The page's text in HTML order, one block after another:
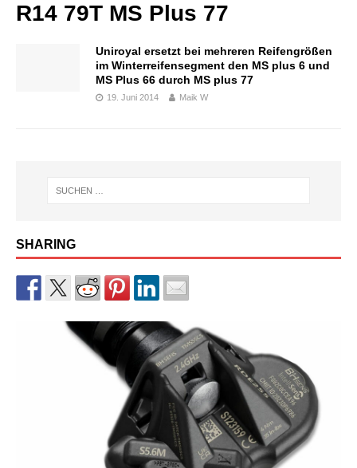
R14 79T MS Plus 77
Uniroyal ersetzt bei mehreren Reifengrößen
im Winterreifensegment den MS plus 6 und
MS Plus 66 durch MS plus 77
19. Juni 2014 Maik W
SHARING